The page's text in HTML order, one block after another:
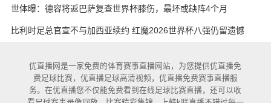
考虑另寻出路
世体曝：德容将返巴萨复查世界杯膝伤，最坏或缺阵4个月
比利时足总官宣不与加西亚续约 红魔2026世界杯八强仍留遗憾
优直播网是一家免费的体育赛事直播网站，为您提供优直播免
费足球比赛，优直播足球高清视频，优直播免费赛事直播服
务。在优直播您不仅能免费看到在线足球比赛直播，还可以收